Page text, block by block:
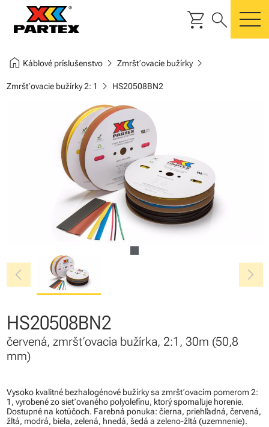
shopping_cart search
home Káblové príslušenstvochevron_right Zmršťovacie bužírkychevron_right
Zmršťovacie bužírky 2: 1 chevron_right HS20508BN2
chevron_left chevron_right
HS20508BN2
červená, zmršťovacia bužírka, 2:1, 30m (50,8
mm)
Vysoko kvalitné bezhalogénové bužírky sa zmršťovacím pomerom 2:
1, vyrobené zo sieťovaného polyolefínu, ktorý spomaľuje horenie.
Dostupné na kotúčoch. Farebná ponuka: čierna, priehľadná, červená,
žltá, modrá, biela, zelená, hnedá, šedá a zeleno-žltá (uzemnenie).